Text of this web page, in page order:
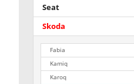
Seat
Skoda
Fabia
Kamiq
Karoq